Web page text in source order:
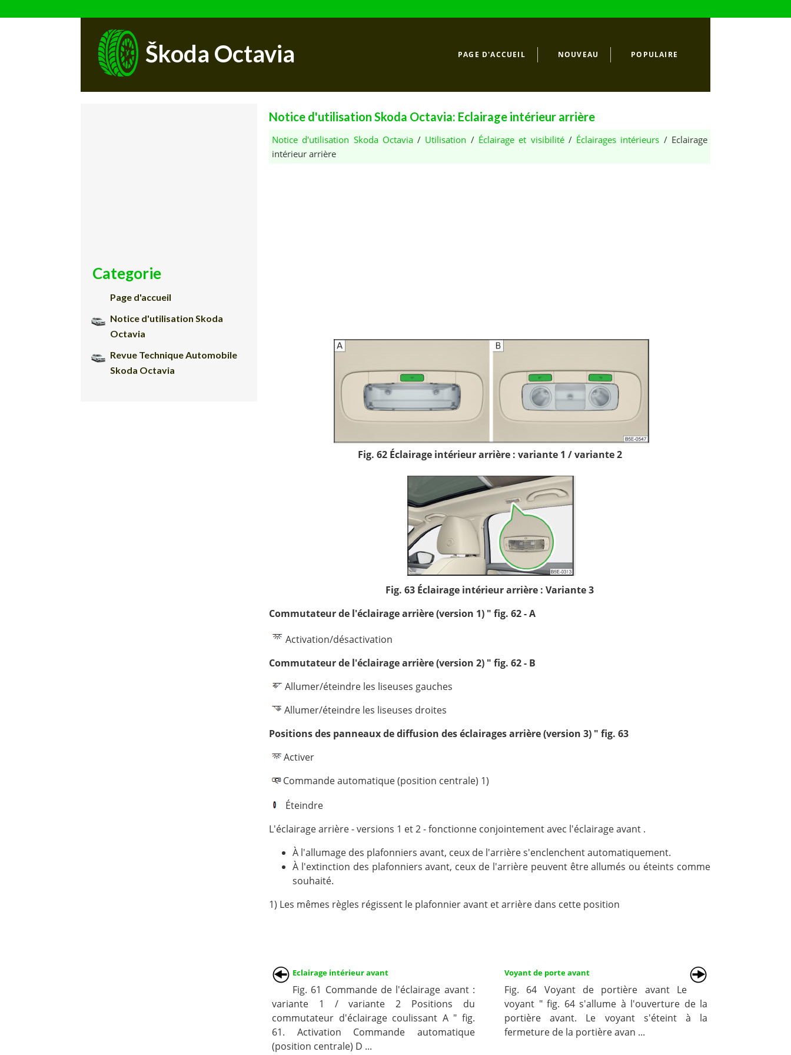
Škoda Octavia PAGE D'ACCUEIL NOUVEAU POPULAIRE
Notice d'utilisation Skoda Octavia: Eclairage intérieur arrière
Notice d'utilisation Skoda Octavia/ Utilisation / Éclairage et visibilité/ Éclairages intérieurs / Eclairage
intérieur arrière
Fig. 62 Éclairage intérieur arrière : variante 1 / variante 2
Fig. 63 Éclairage intérieur arrière : Variante 3
Commutateur de l'éclairage arrière (version 1) " fig. 62 - A
Activation/désactivation
Commutateur de l'éclairage arrière (version 2) " fig. 62 - B
Allumer/éteindre les liseuses gauches
Allumer/éteindre les liseuses droites
Positions des panneaux de diffusion des éclairages arrière (version 3) " fig. 63
Activer
Commande automatique (position centrale) 1)
Éteindre
L'éclairage arrière - versions 1 et 2 - fonctionne conjointement avec l'éclairage avant .
À l'allumage des plafonniers avant, ceux de l'arrière s'enclenchent automatiquement.
À l'extinction des plafonniers avant, ceux de l'arrière peuvent être allumés ou éteints comme
souhaité.
1) Les mêmes règles régissent le plafonnier avant et arrière dans cette position
Eclairage intérieur avant
Fig. 61 Commande de l'éclairage avant :
variante 1 / variante 2 Positions du
commutateur d'éclairage coulissant A " fig.
61. Activation Commande automatique
(position centrale) D ...
Voyant de porte avant
Fig. 64 Voyant de portière avant Le
voyant " fig. 64 s'allume à l'ouverture de la
portière avant. Le voyant s'éteint à la
fermeture de la portière avan ...
Categorie
Page d'accueil
Notice d'utilisation Skoda
Octavia
Revue Technique Automobile
Skoda Octavia